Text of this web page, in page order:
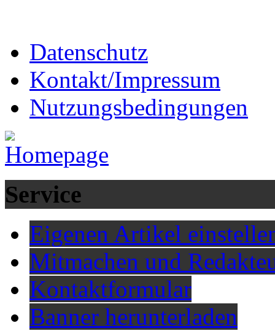
Datenschutz
Kontakt/Impressum
Nutzungsbedingungen
Service
Eigenen Artikel
Mitmachen und
Kontaktformular
Banner herunterladen